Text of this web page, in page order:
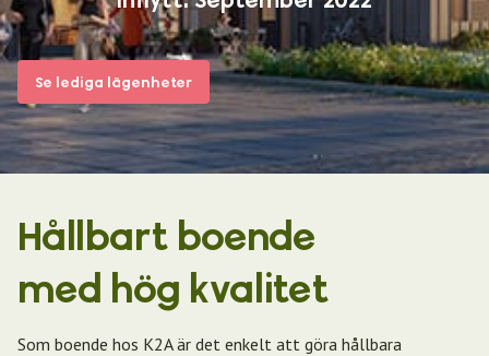
Se lediga lägenheter
Hållbart boende
med hög kvalitet
Som boende hos K2A är det enkelt att göra hållbara